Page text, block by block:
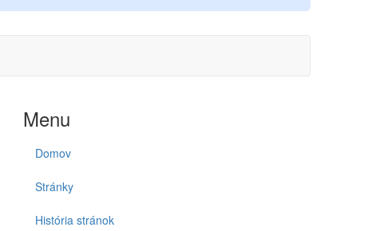
Menu
Domov
Stránky
História stránok